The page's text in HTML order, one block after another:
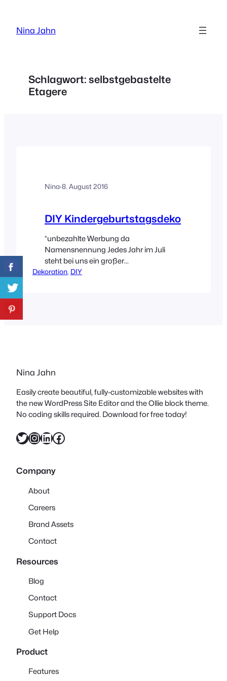
springen
Nina Jahn
Schlagwort: selbstgebastelte
Etagere
Nina·8. August 2016
DIY Kindergeburtstagsdeko
*unbezahlte Werbung da
Namensnennung Jedes Jahr im Juli
steht bei uns ein großer
Kindergeburtstag an. Natürlich braucht
Dekoration, DIY
Nina Jahn
Easily create beautiful, fully-customizable websites with
the new WordPress Site Editor and the Ollie block theme.
No coding skills required. Download for free today!
Twitter InstagramLinkedIn Facebook
Company
About
Careers
Brand Assets
Contact
Resources
Blog
Contact
Support Docs
Get Help
Product
Features